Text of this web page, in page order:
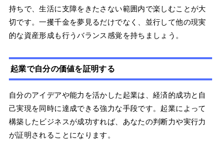
持ちで、生活に支障をきたさない範囲内で楽しむことが大
切です。一攫千金を夢見るだけでなく、並行して他の現実
的な資産形成も行うバランス感覚を持ちましょう。
起業で自分の価値を証明する
自分のアイデアや能力を活かした起業は、経済的成功と自
己実現を同時に達成できる強力な手段です。起業によって
構築したビジネスが成功すれば、あなたの判断力や実行力
が証明されることになります。